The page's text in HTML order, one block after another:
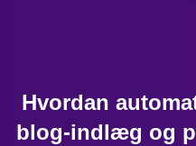
Hvordan
blog-indlæg og